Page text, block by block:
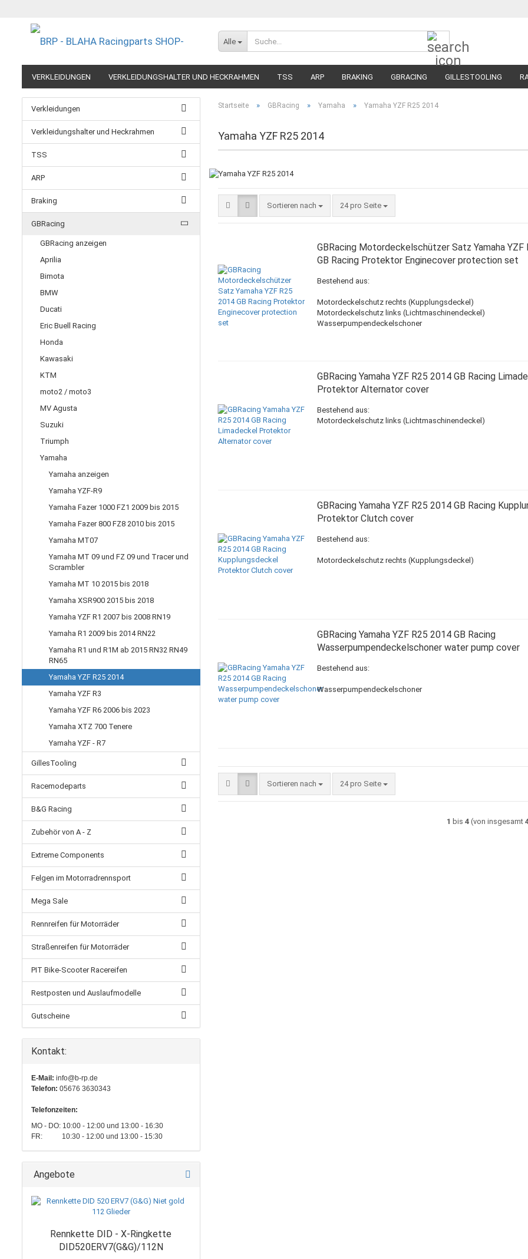
Alle
VERKLEIDUNGEN VERKLEIDUNGSHALTER UND HECKRAHMEN TSS ARP BRAKING GBRACING GILLESTOOLING
EXTREME COMPONENTS FELGEN IM MOTORRADRENNSPORT MEGA SALE RENNREIFEN FÜR MOTORRÄDER
Startseite » GBRacing » Yamaha » Yamaha YZF R25 2014
Yamaha YZF R25 2014
Sortieren nach
Sortieren nach 24 pro Seite
pro Seite
GBRacing Motordeckelschützer Satz Yamaha YZF
GB Racing Protektor Enginecover protection set
Bestehend aus:
Motordeckelschutz rechts (Kupplungsdeckel)
Motordeckelschutz links (Lichtmaschinendeckel)
Wasserpumpendeckelschoner
GBRacing Yamaha YZF R25 2014 GB Racing
Protektor Alternator cover
Bestehend aus:
Motordeckelschutz links (Lichtmaschinendeckel)
GBRacing Yamaha YZF R25 2014 GB Racing
Protektor Clutch cover
Bestehend aus:
Motordeckelschutz rechts (Kupplungsdeckel)
GBRacing Yamaha YZF R25 2014 GB Racing
Wasserpumpendeckelschoner water pump cover
Bestehend aus:
Wasserpumpendeckelschoner
Sortieren nach
Sortieren nach 24 pro Seite
pro Seite
1 bis4 (von insgesamt
Verkleidungen
Verkleidungshalter und Heckrahmen
TSS
ARP
Braking
GBRacing
GBRacing anzeigen
Aprilia
Bimota
BMW
Ducati
Eric Buell Racing
Honda
Kawasaki
KTM
moto2 / moto3
MV Agusta
Suzuki
Triumph
Yamaha
Yamaha anzeigen
Yamaha YZF-R9
Yamaha Fazer 1000 FZ1 2009 bis 2015
Yamaha Fazer 800 FZ8 2010 bis 2015
Yamaha MT07
Yamaha MT 09 und FZ 09 und Tracer und
Scrambler
Yamaha MT 10 2015 bis 2018
Yamaha XSR900 2015 bis 2018
Yamaha YZF R1 2007 bis 2008 RN19
Yamaha R1 2009 bis 2014 RN22
Yamaha R1 und R1M ab 2015 RN32 RN49
RN65
Yamaha YZF R25 2014
Yamaha YZF R3
Yamaha YZF R6 2006 bis 2023
Yamaha XTZ 700 Tenere
Yamaha YZF - R7
GillesTooling
Racemodeparts
B&G Racing
Zubehör von A - Z
Extreme Components
Felgen im Motorradrennsport
Mega Sale
Rennreifen für Motorräder
Straßenreifen für Motorräder
PIT Bike-Scooter Racereifen
Restposten und Auslaufmodelle
Gutscheine
Kontakt:
E-Mail: info@b-rp.de
Telefon: 05676 3630343
Telefonzeiten:
MO - DO: 10:00 - 12:00 und 13:00 - 16:30
FR: 10:30 - 12:00 und 13:00 - 15:30
Angebote
Rennkette DID - X-Ringkette
DID520ERV7(G&G)/112N